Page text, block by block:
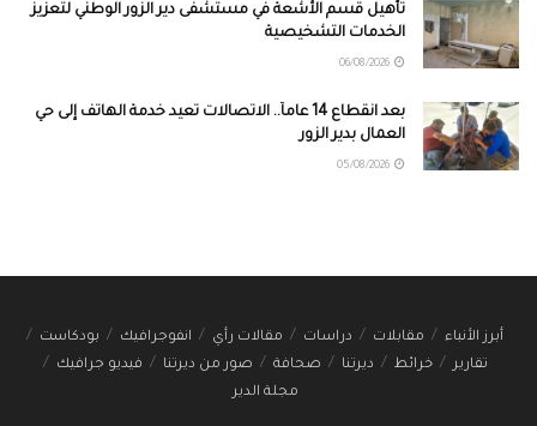
تأهيل قسم الأشعة في مستشفى دير الزور الوطني لتعزيز
الخدمات التشخيصية
بعد انقطاع 14 عاماً.. الاتصالات تعيد خدمة الهاتف إلى حي
العمال بدير الزور
أبرز الأنباء مقابلات دراسات مقالات رأي انفوجرافيك
بودكاست
تقارير
خرائط ديرتنا صحافة صور من ديرتنا
فيديو جرافيك
مجلة الدير